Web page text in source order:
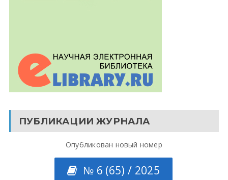
ПУБЛИКАЦИИ ЖУРНАЛА
Опубликован новый номер
№ 6 (65) / 2025